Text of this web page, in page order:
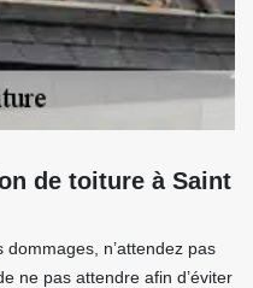
de toiture à Saint
n’attendez pas
ne pas attendre afin d’éviter